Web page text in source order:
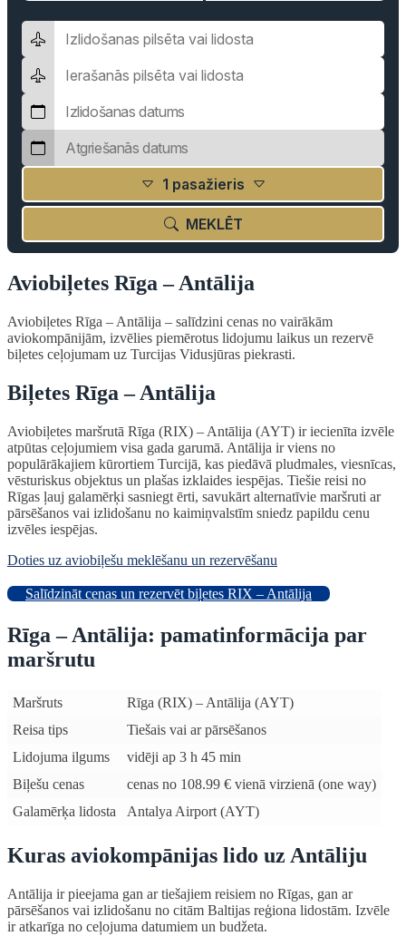
1 pasažieris
MEKLĒT
Aviobiļetes Rīga – Antālija
Aviobiļetes Rīga – Antālija – salīdzini cenas no vairākām
aviokompānijām, izvēlies piemērotus lidojumu laikus un rezervē
biļetes ceļojumam uz Turcijas Vidusjūras piekrasti.
Biļetes Rīga – Antālija
Aviobiļetes maršrutā Rīga (RIX) – Antālija (AYT) ir iecienīta izvēle
atpūtas ceļojumiem visa gada garumā. Antālija ir viens no
populārākajiem kūrortiem Turcijā, kas piedāvā pludmales, viesnīcas,
vēsturiskus objektus un plašas izklaides iespējas. Tiešie reisi no
Rīgas ļauj galamērķi sasniegt ērti, savukārt alternatīvie maršruti ar
pārsēšanos vai izlidošanu no kaimiņvalstīm sniedz papildu cenu
izvēles iespējas.
Doties uz aviobiļešu meklēšanu un rezervēšanu
Salīdzināt cenas un rezervēt biļetes RIX – Antālija
Rīga – Antālija: pamatinformācija par
maršrutu
Maršruts
Rīga (RIX) – Antālija (AYT)
Reisa tips
Tiešais vai ar pārsēšanos
Lidojuma ilgums
vidēji ap 3 h 45 min
Biļešu cenas
cenas no 108.99 € vienā virzienā (one way)
Galamērķa lidosta
Antalya Airport (AYT)
Kuras aviokompānijas lido uz Antāliju
Antālija ir pieejama gan ar tiešajiem reisiem no Rīgas, gan ar
pārsēšanos vai izlidošanu no citām Baltijas reģiona lidostām. Izvēle
ir atkarīga no ceļojuma datumiem un budžeta.